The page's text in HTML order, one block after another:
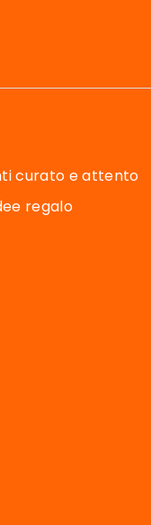
curato e attento
regalo